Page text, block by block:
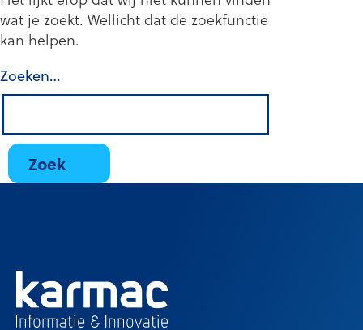
wat je zoekt. Wellicht dat de zoekfunctie
kan helpen.
Zoeken…